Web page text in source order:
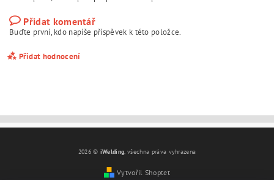
Přidat komentář
Buďte první, kdo napíše příspěvek k této položce.
Přidat hodnocení
2026 © iWelding, všechna práva vyhrazena
Vytvořil Shoptet